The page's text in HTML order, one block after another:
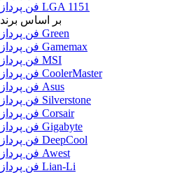
فن پردازنده LGA 1151
فن CPU بر اساس برند
فن پردازنده Green
فن پردازنده Gamemax
فن پردازنده MSI
فن پردازنده CoolerMaster
فن پردازنده Asus
فن پردازنده Silverstone
فن پردازنده Corsair
فن پردازنده Gigabyte
فن پردازنده DeepCool
فن پردازنده Awest
فن پردازنده Lian-Li